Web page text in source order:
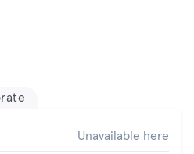
Unavailable here